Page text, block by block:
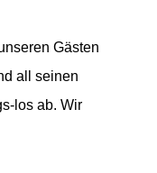
Gästen
all seinen
los ab. Wir